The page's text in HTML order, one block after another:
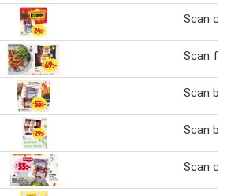
Scan
Scan
Scan
Scan
Scan